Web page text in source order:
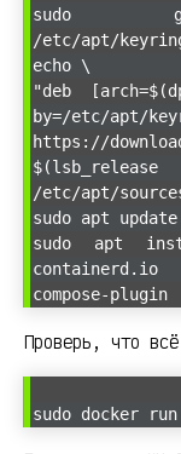
sudo
/etc/apt/
echo \
"deb
by=/etc/apt/
https://
/etc/apt/
sudo apt update
sudo apt
compose-plugin
Проверь, что
sudo docker